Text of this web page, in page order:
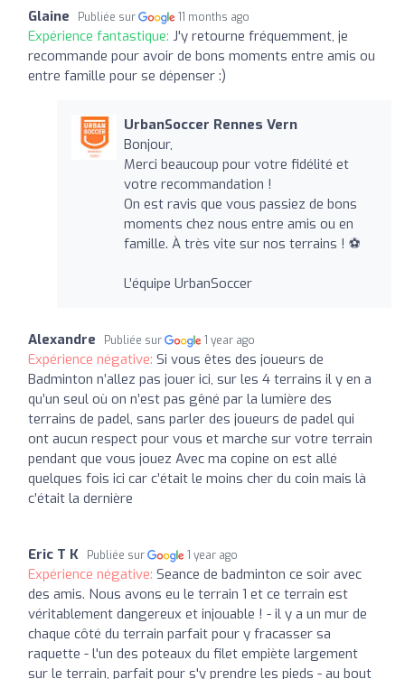
Glaine Publiée sur 11 months ago
Expérience fantastique: J'y retourne fréquemment, je
recommande pour avoir de bons moments entre amis ou
entre famille pour se dépenser :)
UrbanSoccer Rennes Vern
Bonjour,
Merci beaucoup pour votre fidélité et
votre recommandation !
On est ravis que vous passiez de bons
moments chez nous entre amis ou en
famille. À très vite sur nos terrains ! ⚽
L’équipe UrbanSoccer
Alexandre Publiée sur 1 year ago
Expérience négative: Si vous êtes des joueurs de
Badminton n’allez pas jouer ici, sur les 4 terrains il y en a
qu’un seul où on n’est pas gêné par la lumière des
terrains de padel, sans parler des joueurs de padel qui
ont aucun respect pour vous et marche sur votre terrain
pendant que vous jouez Avec ma copine on est allé
quelques fois ici car c’était le moins cher du coin mais là
c’était la dernière
Eric T K Publiée sur 1 year ago
Expérience négative: Seance de badminton ce soir avec
des amis. Nous avons eu le terrain 1 et ce terrain est
véritablement dangereux et injouable ! - il y a un mur de
chaque côté du terrain parfait pour y fracasser sa
raquette - l'un des poteaux du filet empiète largement
sur le terrain, parfait pour s'y prendre les pieds - au bout